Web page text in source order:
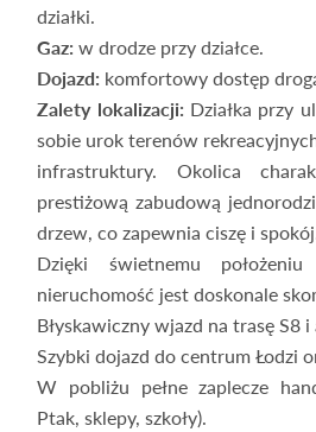
działki.
Gaz: w drodze przy działce.
Dojazd: komfortowy dostęp
Zalety lokalizacji: Działka przy
sobie urok terenów
infrastruktury. Okolica
prestiżową zabudową
drzew, co zapewnia ciszę i
Dzięki świetnemu
nieruchomość jest doskonale
Błyskawiczny wjazd na trasę S8
Szybki dojazd do centrum Łodzi
W pobliżu pełne zaplecze
Ptak, sklepy, szkoły).